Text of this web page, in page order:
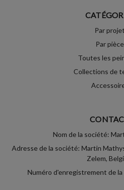
Par projet
Par pièce
Toutes les
Collections de
Nom de la société:
Adresse de la société: Martin
Zelem,
Numéro d'enregistrement de